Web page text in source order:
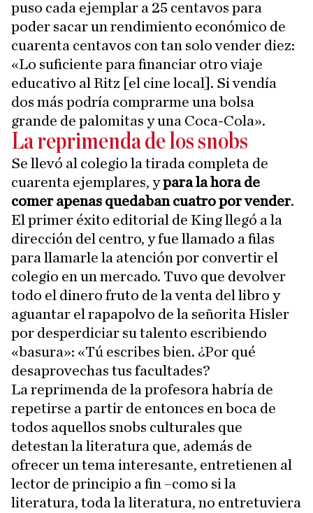
puso cada ejemplar a 25 centavos para
poder sacar un rendimiento económico de
cuarenta centavos con tan solo vender diez:
«Lo suficiente para financiar otro viaje
educativo al Ritz [el cine local]. Si vendía
dos más podría comprarme una bolsa
grande de palomitas y una Coca-Cola».
La reprimenda de los snobs
Se llevó al colegio la tirada completa de
cuarenta ejemplares, ypara la hora de
comer apenas quedaban cuatro por vender.
El primer éxito editorial de King llegó a la
dirección del centro, y fue llamado a filas
para llamarle la atención por convertir el
colegio en un mercado. Tuvo que devolver
todo el dinero fruto de la venta del libro y
aguantar el rapapolvo de la señorita Hisler
por desperdiciar su talento escribiendo
«basura»: «Tú escribes bien. ¿Por qué
desaprovechas tus facultades?
La reprimenda de la profesora habría de
repetirse a partir de entonces en boca de
todos aquellos snobs culturales que
detestan la literatura que, además de
ofrecer un tema interesante, entretienen al
lector de principio a fin –como si la
literatura, toda la literatura, no entretuviera